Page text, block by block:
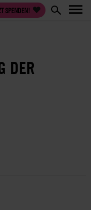
SPENDEN!
DER